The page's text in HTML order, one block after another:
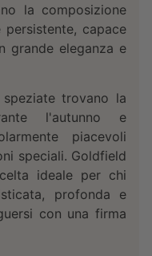
la composizione
capace
grande eleganza e
trovano la
l'autunno e
piacevoli
speciali. Goldfield
ideale per chi
profonda e
con una firma